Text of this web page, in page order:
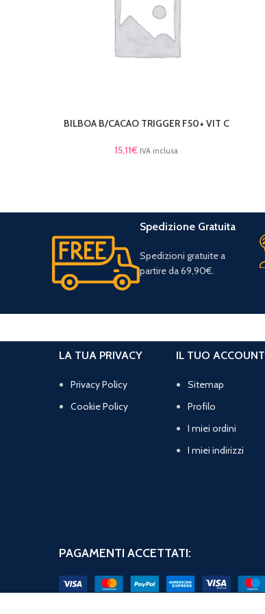
LEGGI TUTTO
BILBOA B/CACAO TRIGGER F50+ VIT C
15,11€ IVA inclusa
Spedizione Gratuita
Spedizioni gratuite a
partire da 69,90€.
LA TUA PRIVACY
Privacy Policy
Cookie Policy
IL TUO ACCOUNT
Sitemap
Profilo
I miei ordini
I miei indirizzi
PAGAMENTI ACCETTATI: